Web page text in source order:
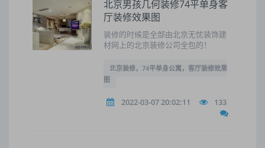
北京男孩几何装修74平单身客
厅装修效果图
装修的时候是全部由北京无忧装饰建
材网上的北京装修公司全包的！
北京装修，74平单身公寓，客厅装修效果
图
2022-03-07 20:02:11 133